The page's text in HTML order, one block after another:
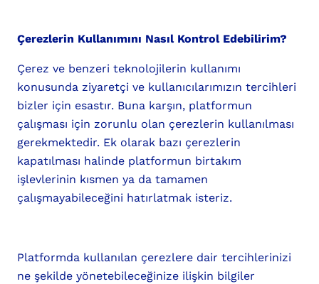
Çerezlerin Kullanımını Nasıl Kontrol Edebilirim?
Çerez ve benzeri teknolojilerin kullanımı
konusunda ziyaretçi ve kullanıcılarımızın tercihleri
bizler için esastır. Buna karşın, platformun
çalışması için zorunlu olan çerezlerin kullanılması
gerekmektedir. Ek olarak bazı çerezlerin
kapatılması halinde platformun birtakım
işlevlerinin kısmen ya da tamamen
çalışmayabileceğini hatırlatmak isteriz.
Platformda kullanılan çerezlere dair tercihlerinizi
ne şekilde yönetebileceğinize ilişkin bilgiler